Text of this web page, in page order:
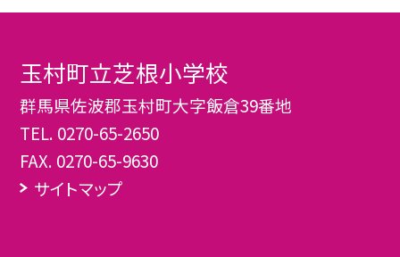
玉村町立芝根小学校
群馬県佐波郡玉村町大字飯倉39番地
TEL. 0270-65-2650
FAX. 0270-65-9630
サイトマップ